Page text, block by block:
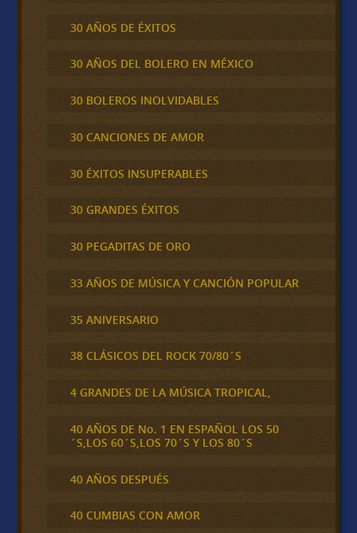
30 AÑOS DE ÉXITOS
30 AÑOS DEL BOLERO EN MÉXICO
30 BOLEROS INOLVIDABLES
30 CANCIONES DE AMOR
30 ÉXITOS INSUPERABLES
30 GRANDES ÉXITOS
30 PEGADITAS DE ORO
33 AÑOS DE MÚSICA Y CANCIÓN POPULAR
35 ANIVERSARIO
38 CLÁSICOS DEL ROCK 70/80´S
4 GRANDES DE LA MÚSICA TROPICAL,
40 AÑOS DE No. 1 EN ESPAÑOL LOS 50
´S,LOS 60´S,LOS 70´S Y LOS 80´S
40 AÑOS DESPUÉS
40 CUMBIAS CON AMOR